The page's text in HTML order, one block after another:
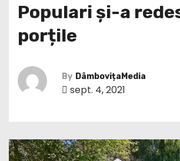
Populari și-a
porțile
By DâmbovițaMedia
sept. 4, 2021